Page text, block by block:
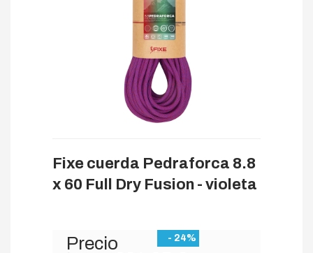
Fixe cuerda Pedraforca 8.8
x 60 Full Dry Fusion - violeta
- 24%
Precio